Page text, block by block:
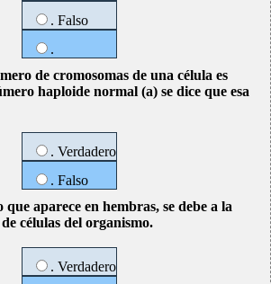
. Falso
.
de cromosomas de una célula es
haploide normal (a) se dice que esa
. Verdadero
. Falso
que aparece en hembras, se debe a la
células del organismo.
. Verdadero